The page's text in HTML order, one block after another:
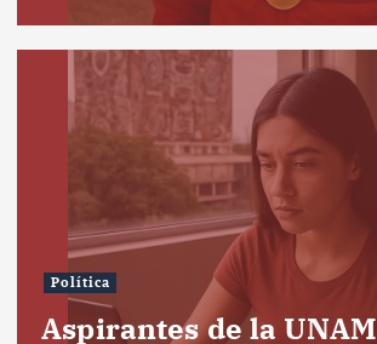
Política
Aspirantes de la UNAM